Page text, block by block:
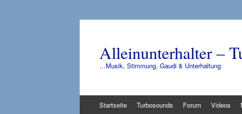
Alleinunterhalter –
…Musik, Stimmung, Gaudi & Unterhaltung
Startseite Turbosounds Forum Videos